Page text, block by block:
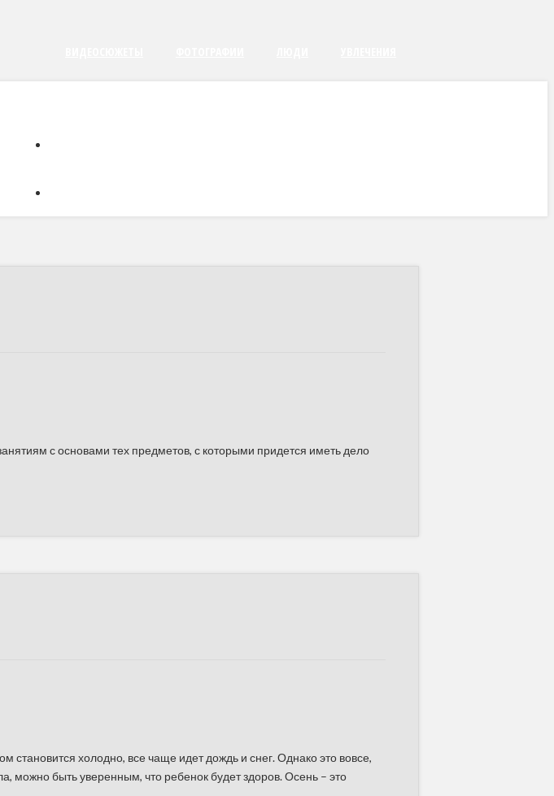
с основами тех предметов, с которыми придется иметь дело
становится холодно, все чаще идет дождь и снег. Однако это вовсе,
можно быть уверенным, что ребенок будет здоров. Осень – это